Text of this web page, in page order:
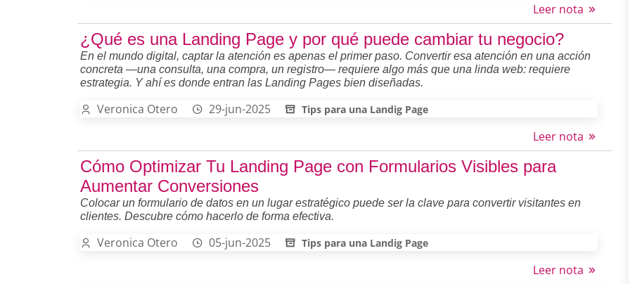
Leer nota
¿Qué es una Landing Page y por qué puede cambiar tu negocio?
En el mundo digital, captar la atención es apenas el primer paso. Convertir esa atención en una acción
concreta —una consulta, una compra, un registro— requiere algo más que una linda web: requiere
estrategia. Y ahí es donde entran las Landing Pages bien diseñadas.
Veronica Otero 29-jun-2025 Tips para una Landig Page
Leer nota
Cómo Optimizar Tu Landing Page con Formularios Visibles para
Aumentar Conversiones
Colocar un formulario de datos en un lugar estratégico puede ser la clave para convertir visitantes en
clientes. Descubre cómo hacerlo de forma efectiva.
Veronica Otero 05-jun-2025 Tips para una Landig Page
Leer nota